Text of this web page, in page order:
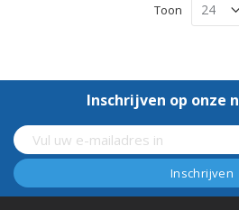
Toon
Inschrijven op onze